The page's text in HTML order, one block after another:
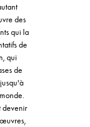
des
qui la
de
qui
de
devenir